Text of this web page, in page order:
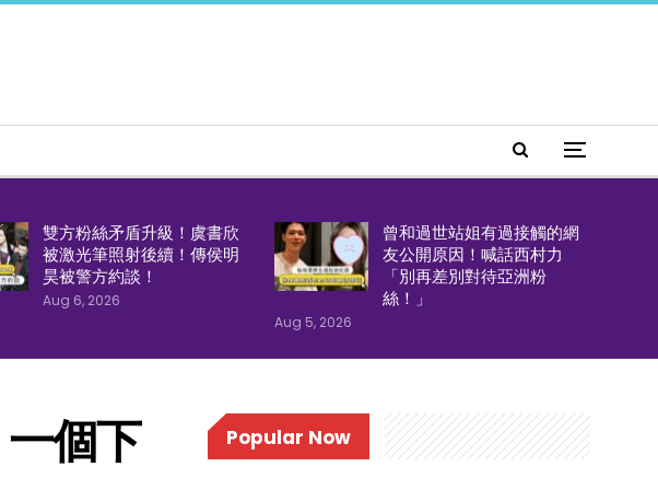
雙方粉絲矛盾升級！虞書欣
被激光筆照射後續！傳侯明
昊被警方約談！
Aug 6, 2026
曾和過世站姐有過接觸的網
友公開原因！喊話西村力
「別再差別對待亞洲粉
絲！」
Aug 5, 2026
個下
Popular Now